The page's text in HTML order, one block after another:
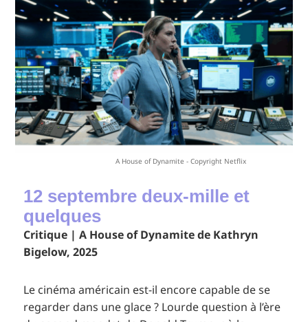
A House of Dynamite - Copyright Netflix
12 septembre deux-mille et
quelques
Critique | A House of Dynamite de Kathryn
Bigelow, 2025
Le cinéma américain est-il encore capable de se
regarder dans une glace ? Lourde question à l’ère